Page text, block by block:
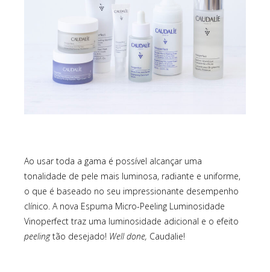
Ao usar toda a gama é possível alcançar uma
tonalidade de pele mais luminosa, radiante e uniforme,
o que é baseado no seu impressionante desempenho
clínico. A nova Espuma Micro-Peeling Luminosidade
Vinoperfect traz uma luminosidade adicional e o efeito
peelingtão desejado! Well done, Caudalie!